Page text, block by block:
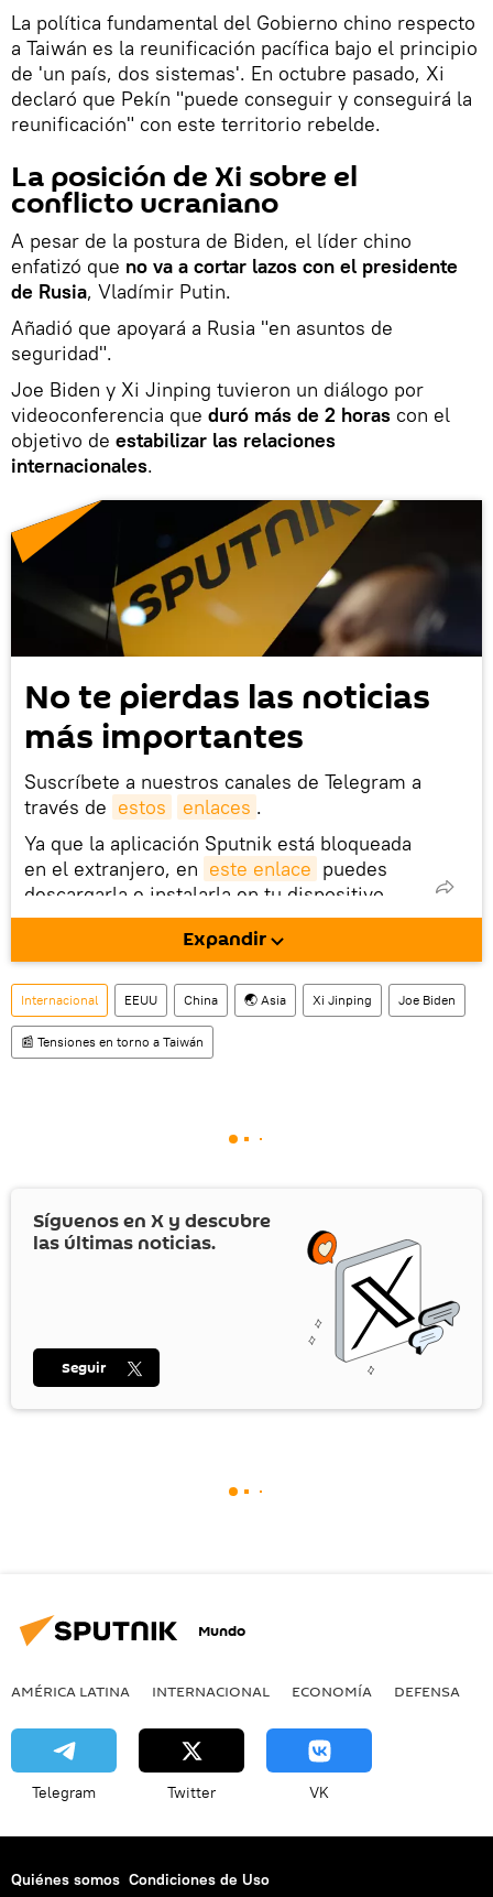
La política fundamental del Gobierno chino respecto
a Taiwán es la reunificación pacífica bajo el principio
de 'un país, dos sistemas'. En octubre pasado, Xi
declaró que Pekín "puede conseguir y conseguirá la
reunificación" con este territorio rebelde.
La posición de Xi sobre el
conflicto ucraniano
A pesar de la postura de Biden, el líder chino
enfatizó que no va a cortar lazos con el presidente
de Rusia, Vladímir Putin.
Añadió que apoyará a Rusia "en asuntos de
seguridad".
Joe Biden y Xi Jinping tuvieron un diálogo por
videoconferencia que duró más de 2 horas con el
objetivo de estabilizar las relaciones
internacionales.
No te pierdas las noticias
más importantes
Suscríbete a nuestros canales de Telegram a
través de estos enlaces .
Ya que la aplicación Sputnik está bloqueada
en el extranjero, en este enlace puedes
descargarla e instalarla en tu dispositivo
móvil (¡solo para Android!).
También tenemos una cuenta en la red
social rusa VK .
Expandir
Internacional EEUU China 🌏 Asia Xi Jinping Joe Biden
📰 Tensiones en torno a Taiwán
Síguenos en X y descubre
las últimas noticias.
Seguir
Mundo
AMÉRICA LATINA INTERNACIONAL ECONOMÍA DEFENSA
Telegram Twitter VK
Quiénes somos Condiciones de Uso